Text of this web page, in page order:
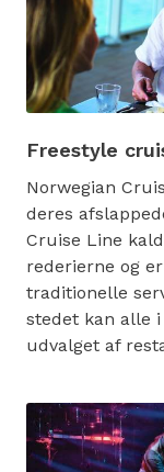
Freestyle
Norwegian
deres
Cruise Line
rederierne og
traditionelle
stedet kan alle
udvalget af